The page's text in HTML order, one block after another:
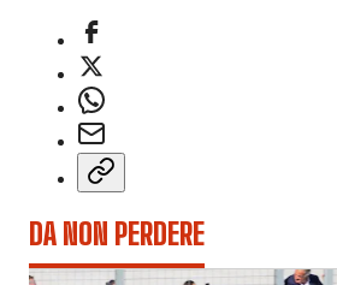
DA NON PERDERE